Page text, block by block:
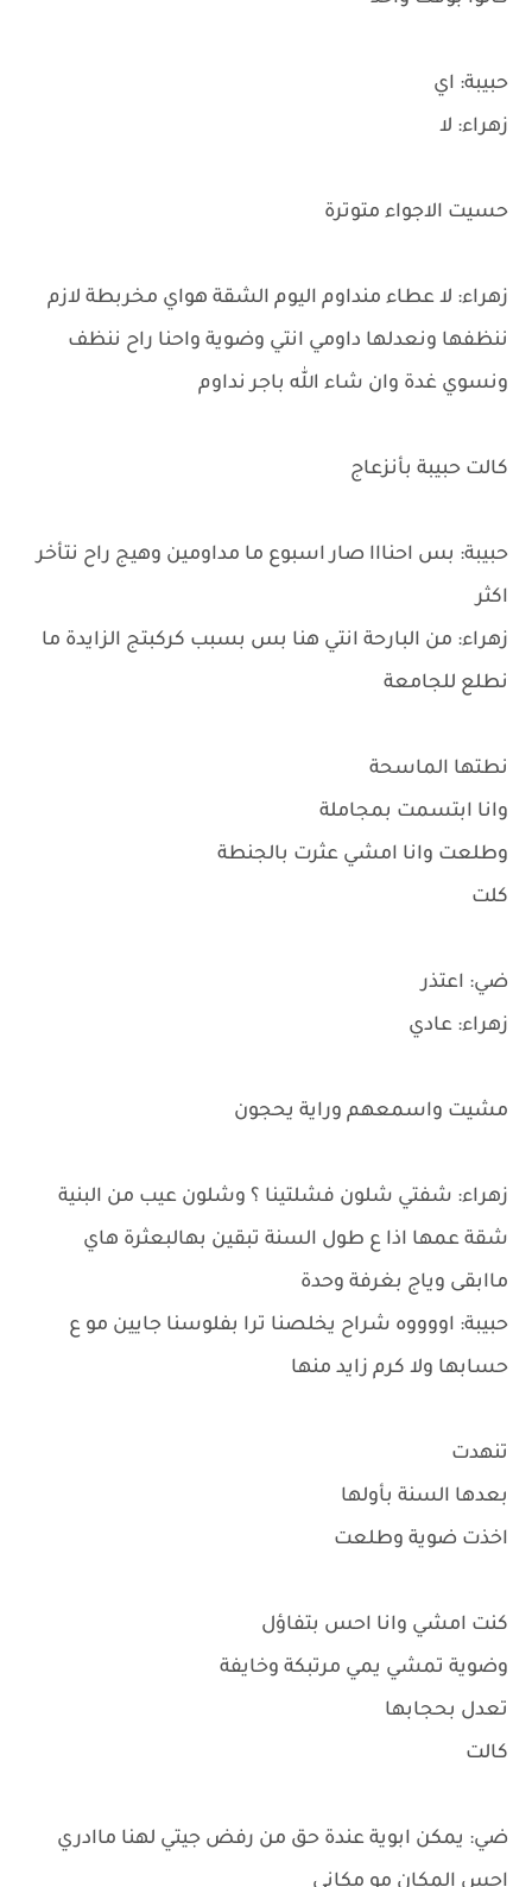
حبيبة: اي
زهراء: لا
حسيت الاجواء متوترة
زهراء: لا عطاء منداوم اليوم الشقة هواي مخربطة لازم
ننظفها ونعدلها داومي انتي وضوية واحنا راح ننظف
ونسوي غدة وان شاء الله باجر نداوم
كالت حبيبة بأنزعاج
حبيبة: بس احنااا صار اسبوع ما مداومين وهيج راح نتأخر
اكثر
زهراء: من البارحة انتي هنا بس بسبب كركبتج الزايدة ما
نطلع للجامعة
نطتها الماسحة
وانا ابتسمت بمجاملة
وطلعت وانا امشي عثرت بالجنطة
كلت
ضي: اعتذر
زهراء: عادي
مشيت واسمعهم وراية يحجون
زهراء: شفتي شلون فشلتينا ؟ وشلون عيب من البنية
شقة عمها اذا ع طول السنة تبقين بهالبعثرة هاي
ماابقى وياج بغرفة وحدة
حبيبة: اووووه شراح يخلصنا ترا بفلوسنا جايين مو ع
حسابها ولا كرم زايد منها
تنهدت
بعدها السنة بأولها
اخذت ضوية وطلعت
كنت امشي وانا احس بتفاؤل
وضوية تمشي يمي مرتبكة وخايفة
تعدل بحجابها
كالت
ضي: يمكن ابوية عندة حق من رفض جيتي لهنا ماادري
احس المكان مو مكاني